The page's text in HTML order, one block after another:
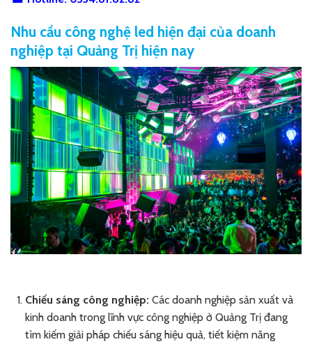
Nhu cầu công nghệ led hiện đại của doanh
nghiệp tại Quảng Trị hiện nay
Chiếu sáng công nghiệp: Các doanh nghiệp sản xuất và
kinh doanh trong lĩnh vực công nghiệp ở Quảng Trị đang
tìm kiếm giải pháp chiếu sáng hiệu quả, tiết kiệm năng